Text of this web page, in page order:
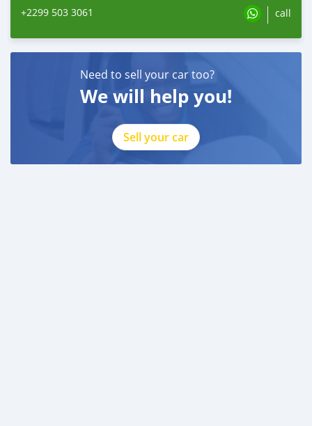
+2299 503 3061 call
Need to sell your car too?
We will help you!
Sell your car